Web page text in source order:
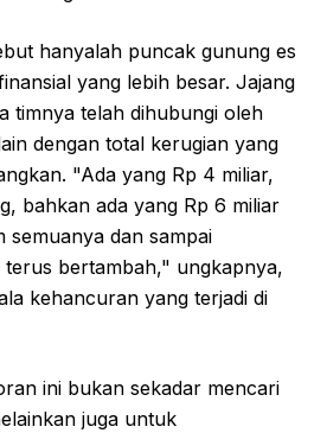
hanyalah puncak gunung es
yang lebih besar. Jajang
timnya telah dihubungi oleh
dengan total kerugian yang
"Ada yang Rp 4 miliar,
bahkan ada yang Rp 6 miliar
dan sampai
terus bertambah," ungkapnya,
kehancuran yang terjadi di
ini bukan sekadar mencari
juga untuk